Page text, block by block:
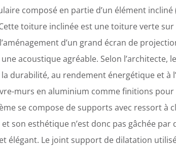
composé en partie d’un élément incliné
toiture inclinée est une toiture verte
d’un grand écran de
acoustique agréable. Selon l’architecte,
durabilité, au rendement énergétique et à
murs en aluminium comme finitions
se compose de supports avec ressort à
son esthétique n’est donc pas gâchée
élégant. Le joint support de dilatation